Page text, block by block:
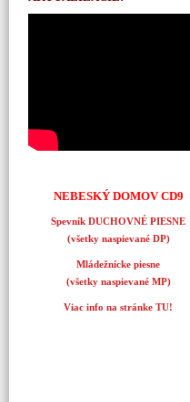
NEBESKÝ DOMOV CD9
Spevník DUCHOVNÉ PIESNE
(všetky naspievané DP)
Mládežnícke piesne
(všetky naspievané MP)
Viac info na stránke TU!